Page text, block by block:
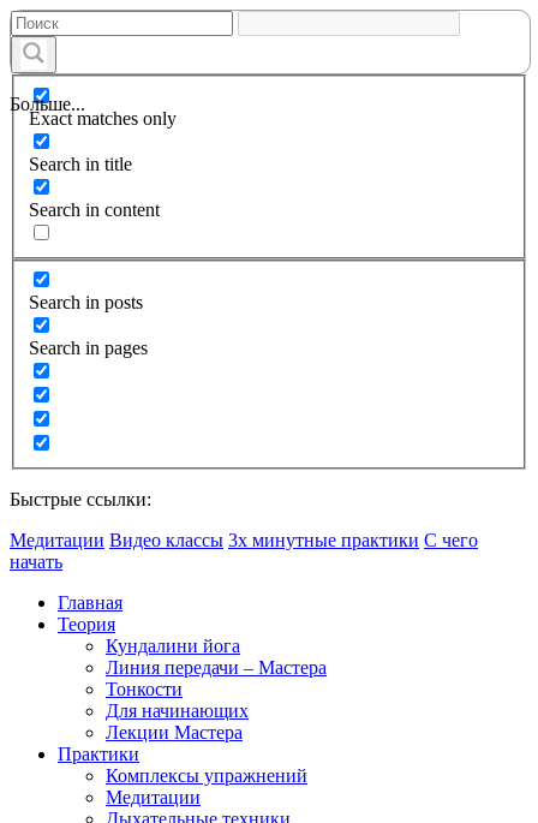
Больше...
Exact matches only
Search in title
Search in content
Search in posts
Search in pages
Быстрые ссылки:
Медитации Видео классы 3х минутные практики С чего
начать
Главная
Теория
Кундалини йога
Линия передачи – Мастера
Тонкости
Для начинающих
Лекции Мастера
Практики
Комплексы упражнений
Медитации